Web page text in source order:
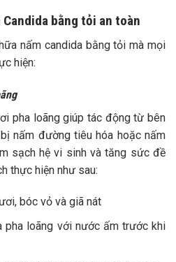
bằng tỏi an toàn
nấm candida bằng tỏi mà mọi
hiện:
pha loãng giúp tác động từ bên
nấm đường tiêu hóa hoặc nấm
sạch hệ vi sinh và tăng sức đề
thực hiện như sau:
bóc vỏ và giã nát
loãng với nước ấm trước khi